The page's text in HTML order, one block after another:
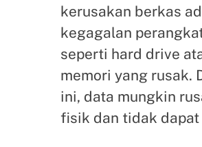
kerusakan berkas
kegagalan
seperti hard drive
memori yang rusak.
ini, data mungkin
fisik dan tidak dapat